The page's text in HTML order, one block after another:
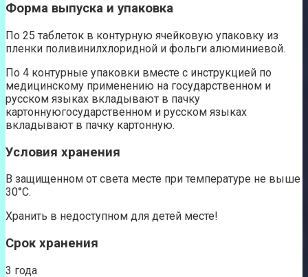
Форма выпуска и упаковка
По 25 таблеток в контурную ячейковую упаковку из
пленки поливинилхлоридной и фольги алюминиевой.
По 4 контурные упаковки вместе с инструкцией по
медицинскому применению на государственном и
русском языках вкладывают в пачку
картоннуюгосударственном и русском языках
вкладывают в пачку картонную.
Условия хранения
В защищенном от света месте при температуре не выше
30°С.
Хранить в недоступном для детей месте!
Срок хранения
3 года